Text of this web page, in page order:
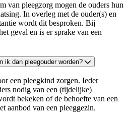
van pleegzorg mogen de ouders hun
In overleg met de ouder(s) en
wordt dit besproken. Bij
geval en is er sprake van een
ik dan pleegouder worden?
een pleegkind zorgen. Ieder
nodig van een (tijdelijke)
bekeken of de behoefte van een
aanbod van een pleeggezin.